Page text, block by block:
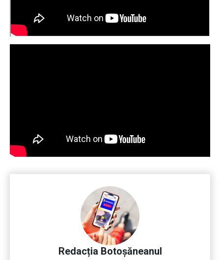
Redacția Botoșăneanul